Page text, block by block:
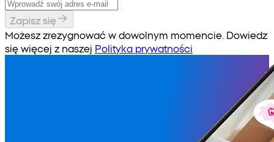
Zapisz się
Możesz zrezygnować w dowolnym momencie. Dowiedz
się więcej z naszej Polityka prywatności